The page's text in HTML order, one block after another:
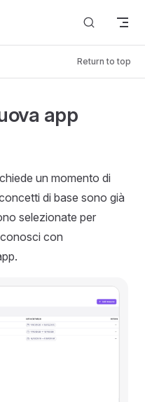
Return to top
app
un momento di
di base sono già
selezionate per
con